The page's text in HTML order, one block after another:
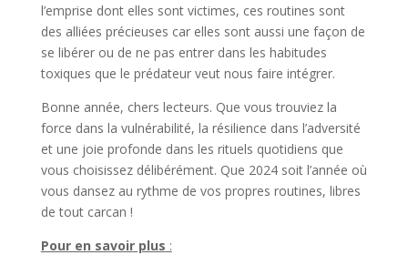
l’emprise dont elles sont victimes, ces routines sont
des alliées précieuses car elles sont aussi une façon de
se libérer ou de ne pas entrer dans les habitudes
toxiques que le prédateur veut nous faire intégrer.
Bonne année, chers lecteurs. Que vous trouviez la
force dans la vulnérabilité, la résilience dans l’adversité
et une joie profonde dans les rituels quotidiens que
vous choisissez délibérément. Que 2024 soit l’année où
vous dansez au rythme de vos propres routines, libres
de tout carcan !
Pour en savoir plus :